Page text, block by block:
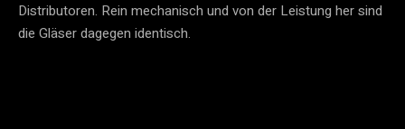
Distributoren. Rein mechanisch und von der Leistung her sind
die Gläser dagegen identisch.